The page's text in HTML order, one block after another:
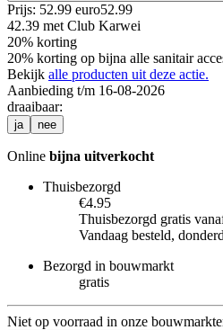
Prijs: 52.99 euro52.99
42.39 met Club Karwei
20% korting
20% korting op bijna alle sanitair
Bekijk alle producten uit deze actie.
Aanbieding t/m 16-08-2026
draaibaar:
ja nee
Online bijna uitverkocht
Thuisbezorgd
€4.95
Thuisbezorgd gratis
Vandaag besteld,
Bezorgd in bouwmarkt
gratis
Niet op voorraad in onze